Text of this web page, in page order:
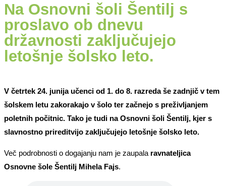
Na Osnovni šoli Šentilj s
proslavo ob dnevu
državnosti zaključujejo
letošnje šolsko leto.
V četrtek 24. junija učenci od 1. do 8. razreda še zadnjič v tem
šolskem letu zakorakajo v šolo ter začnejo s preživljanjem
poletnih počitnic. Tako je tudi na Osnovni šoli Šentilj, kjer s
slavnostno prireditvijo zaključujejo letošnje šolsko leto.
Več podrobnosti o dogajanju nam je zaupala ravnateljica
Osnovne šole Šentilj Mihela Fajs.